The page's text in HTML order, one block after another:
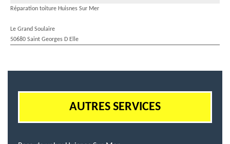
Réparation toiture Huisnes Sur Mer
Le Grand Soulaire
50680 Saint Georges D Elle
AUTRES SERVICES